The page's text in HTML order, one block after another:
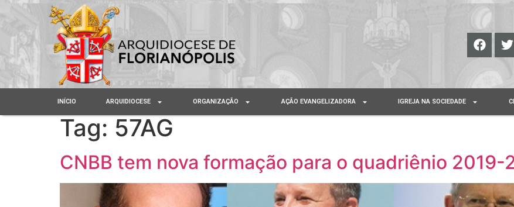
INÍCIO ARQUIDIOCESE ORGANIZAÇÃO AÇÃO EVANGELIZADORA IGREJA NA SOCIEDADE
Tag: 57AG
CNBB tem nova formação para o quadriênio 2019-